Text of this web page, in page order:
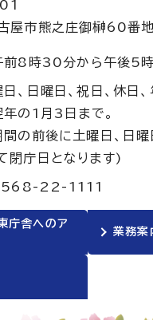
屋市熊之庄御榊60番地
前8時30分から午後5
日、日曜日、祝日、休日
の1月3日まで。
間の前後に土曜日、日
閉庁日となります)
0568-22-1111
庁舎へのア
業務案